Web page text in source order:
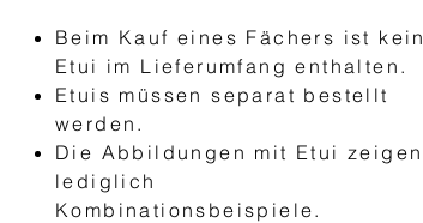
Beim Kauf eines Fächers ist kein
Etui im Lieferumfang enthalten.
Etuis müssen separat bestellt
werden.
Die Abbildungen mit Etui zeigen
lediglich
Kombinationsbeispiele.